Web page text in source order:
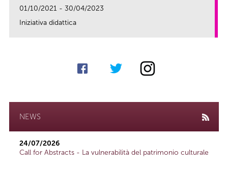
01/10/2021 - 30/04/2023
Iniziativa didattica
NEWS
24/07/2026
Call for Abstracts - La vulnerabilità del patrimonio culturale